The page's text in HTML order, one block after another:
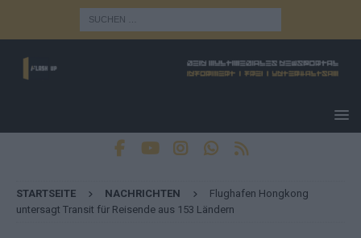
STARTSEITE NACHRICHTEN
Flughafen Hongkong
untersagt Transit für Reisende aus 153 Ländern